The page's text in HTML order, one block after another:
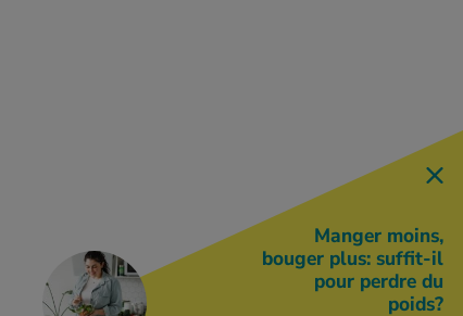
Manger moins,
bouger plus: suffit-il
pour perdre du
poids?